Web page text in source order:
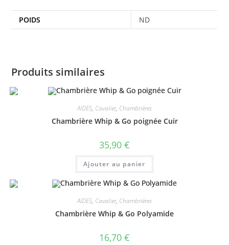
POIDS ND
Produits similaires
AIDES, Cavalier, Chambrières
Chambrière Whip & Go poignée Cuir
35,90 €
Ajouter au panier
AIDES, Cavalier, Chambrières
Chambrière Whip & Go Polyamide
16,70 €